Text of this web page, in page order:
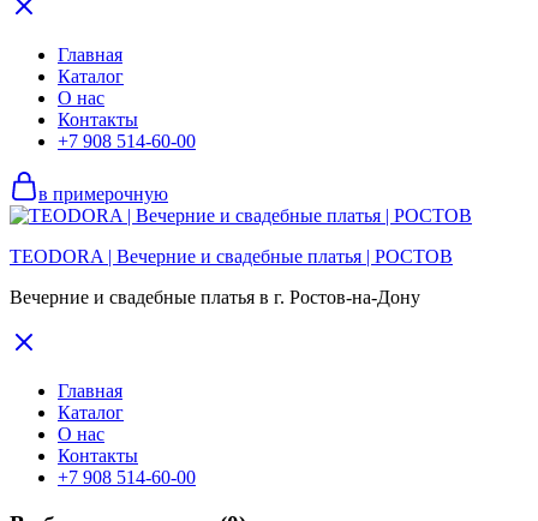
Главная
Каталог
О нас
Контакты
+7 908 514-60-00
в примерочную
TEODORA | Вечерние и свадебные платья | РОСТОВ
Вечерние и свадебные платья в г. Ростов-на-Дону
Главная
Каталог
О нас
Контакты
+7 908 514-60-00